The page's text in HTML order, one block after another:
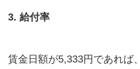
3. 給付率
賃金日額が5,333円であれば、